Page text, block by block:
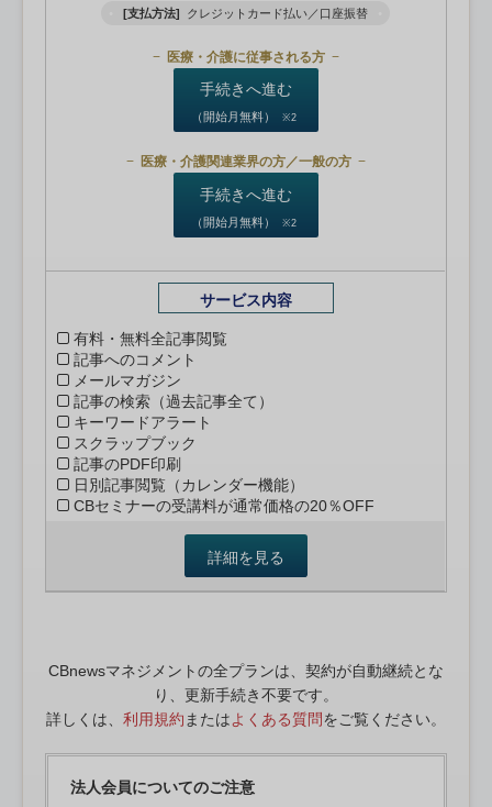
[支払方法] クレジットカード払い／口座振替
医療・介護に従事される方
手続きへ進む
（開始月無料） ※2
医療・介護関連業界の方／一般の方
手続きへ進む
（開始月無料） ※2
サービス内容
有料・無料全記事閲覧
記事へのコメント
メールマガジン
記事の検索（過去記事全て）
キーワードアラート
スクラップブック
記事のPDF印刷
日別記事閲覧（カレンダー機能）
CBセミナーの受講料が通常価格の20％OFF
詳細を見る
CBnewsマネジメントの全プランは、契約が自動継続とな
り、更新手続き不要です。
詳しくは、 利用規約 またはよくある質問をご覧ください。
法人会員についてのご注意